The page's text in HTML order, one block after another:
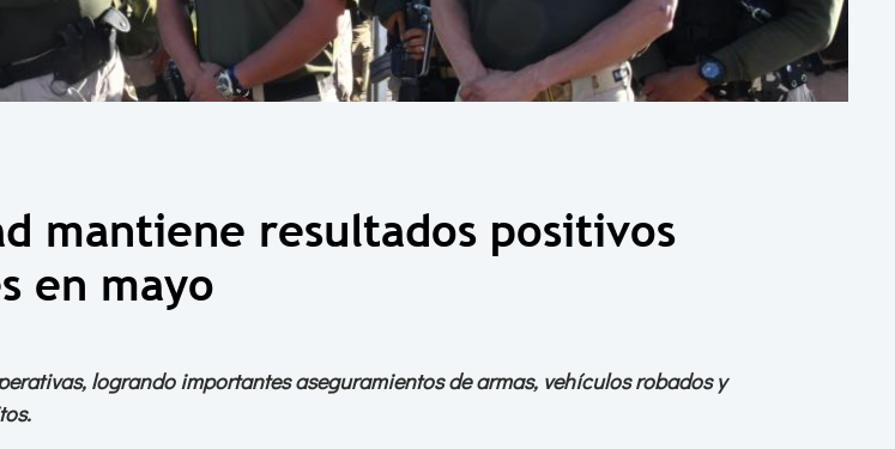
mantiene resultados positivos
en mayo
logrando importantes aseguramientos de armas, vehículos robados y